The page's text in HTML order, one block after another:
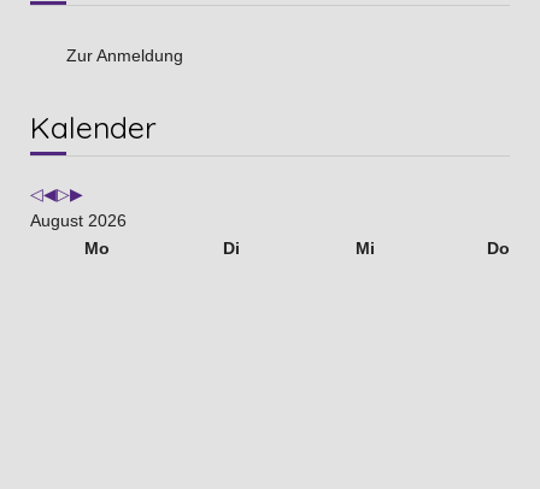
Zur Anmeldung
Kalender
Jahr
Monat
JahrMonat
August 2026
Mo
Di Mi Do